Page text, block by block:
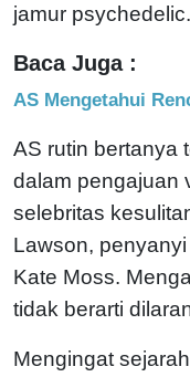
jamur psychedelic.
Baca Juga :
AS Mengetahui
AS rutin bertanya
dalam pengajuan
selebritas
Lawson,
Kate Moss.
tidak berarti
Mengingat